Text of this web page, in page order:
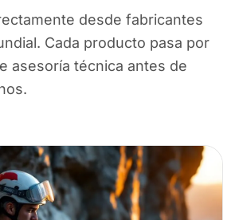
desde fabricantes
Cada producto pasa por
asesoría técnica antes de